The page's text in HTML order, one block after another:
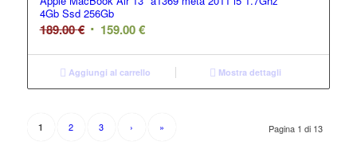
4Gb Ssd 256Gb
189.00€ 159.00€
Aggiungi al carrello Mostra dettagli
Pagina 1 di 13
1 2 3 › »